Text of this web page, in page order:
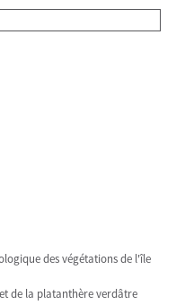
des végétations de l'île
de la platanthère verdâtre